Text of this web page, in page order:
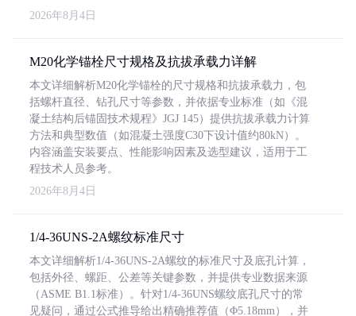
2026年8月4日
M20化学锚栓尺寸规格及抗拔承载力详解
本文详细解析M20化学锚栓的尺寸规格和抗拔承载力，包
括螺杆直径、钻孔尺寸等参数，并依据专业标准（如《混
凝土结构后锚固技术规程》JGJ 145）提供抗拔承载力计算
方法和典型数值（如混凝土强度C30下设计值约80kN）。
内容涵盖安装要点、性能影响因素及选型建议，适用于工
程技术人员参考。
2026年8月4日
1/4-36UNS-2A螺纹标准尺寸
本文详细解析1/4-36UNS-2A螺纹的标准尺寸及底孔计算，
包括外径、螺距、公差等关键参数，并提供专业数据来源
（ASME B1.1标准）。针对1/4-36UNS螺纹底孔尺寸的常
见疑问，通过公式推导给出精确推荐值（Φ5.18mm），并